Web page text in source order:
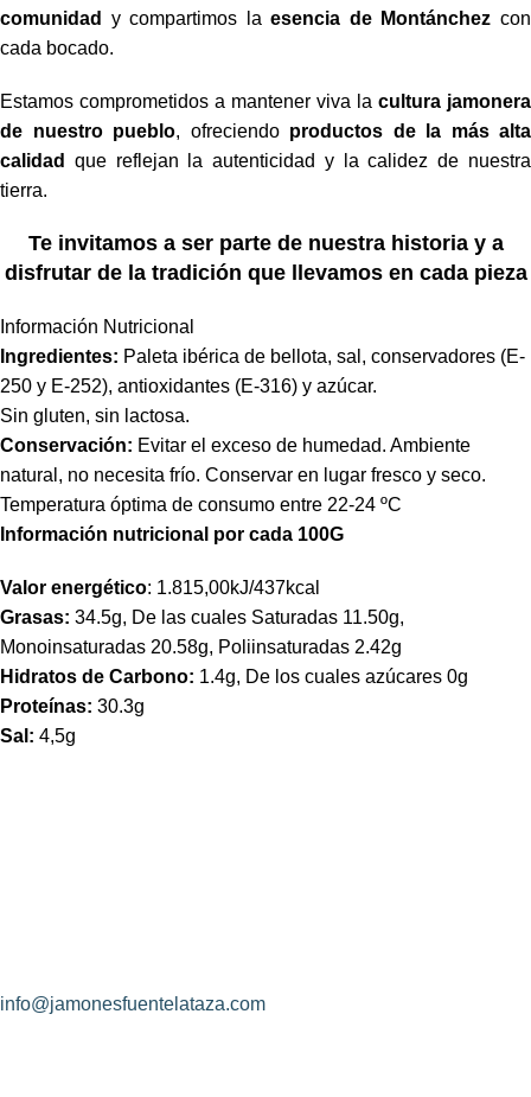
comunidad
y compartimos laesencia de Montánchez con
cada bocado.
Estamos comprometidos a mantener viva la cultura jamonera
de nuestro pueblo, ofreciendo productos de la más alta
calidad
que reflejan la autenticidad y la calidez de nuestra
tierra.
Te invitamos a ser parte de nuestra historia y a
disfrutar de la tradición que llevamos en cada pieza
Información Nutricional
Ingredientes: Paleta ibérica de bellota, sal, conservadores (E-
250 y E-252), antioxidantes (E-316) y azúcar.
Sin gluten, sin lactosa.
Conservación: Evitar el exceso de humedad. Ambiente
natural, no necesita frío. Conservar en lugar fresco y seco.
Temperatura óptima de consumo entre 22-24 ºC
Información nutricional por cada 100G
Valor energético: 1.815,00kJ/437kcal
Grasas: 34.5g, De las cuales Saturadas 11.50g,
Monoinsaturadas 20.58g, Poliinsaturadas 2.42g
Hidratos de Carbono: 1.4g, De los cuales azúcares 0g
Proteínas: 30.3g
Sal: 4,5g
info@jamonesfuentelataza.com